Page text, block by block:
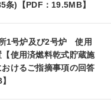
条)【PDF：19.5MB】
1号炉及び2号炉 使用
使用済燃料乾式貯蔵施
けるご指摘事項の回答